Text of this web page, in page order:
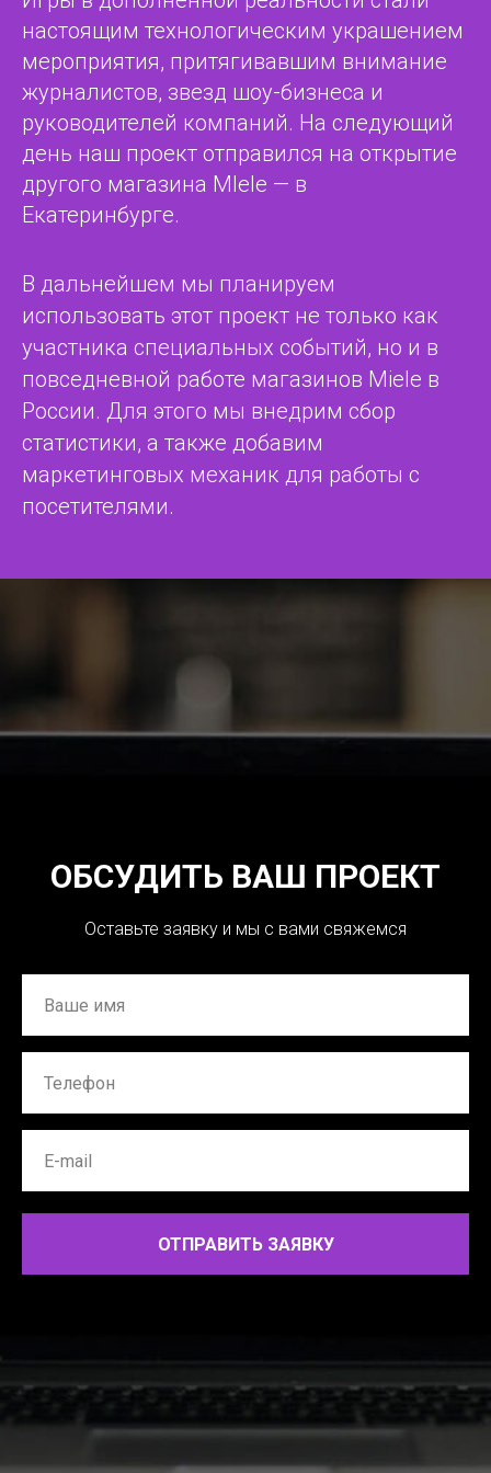
настоящим технологическим украшением
мероприятия, притягивавшим внимание
журналистов, звезд шоу-бизнеса и
руководителей компаний. На следующий
день наш проект отправился на открытие
другого магазина MIele — в
Екатеринбурге.
В дальнейшем мы планируем
использовать этот проект не только как
участника специальных событий, но и в
повседневной работе магазинов Miele в
России. Для этого мы внедрим сбор
статистики, а также добавим
маркетинговых механик для работы с
посетителями.
ОБСУДИТЬ ВАШ ПРОЕКТ
Оставьте заявку и мы с вами свяжемся
ОТПРАВИТЬ ЗАЯВКУ